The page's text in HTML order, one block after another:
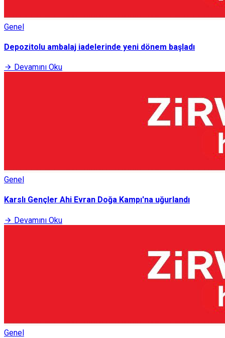
Genel
Depozitolu ambalaj iadelerinde yeni dönem başladı
Devamını Oku
Genel
Karslı Gençler Ahi Evran Doğa Kampı'na uğurlandı
Devamını Oku
Genel